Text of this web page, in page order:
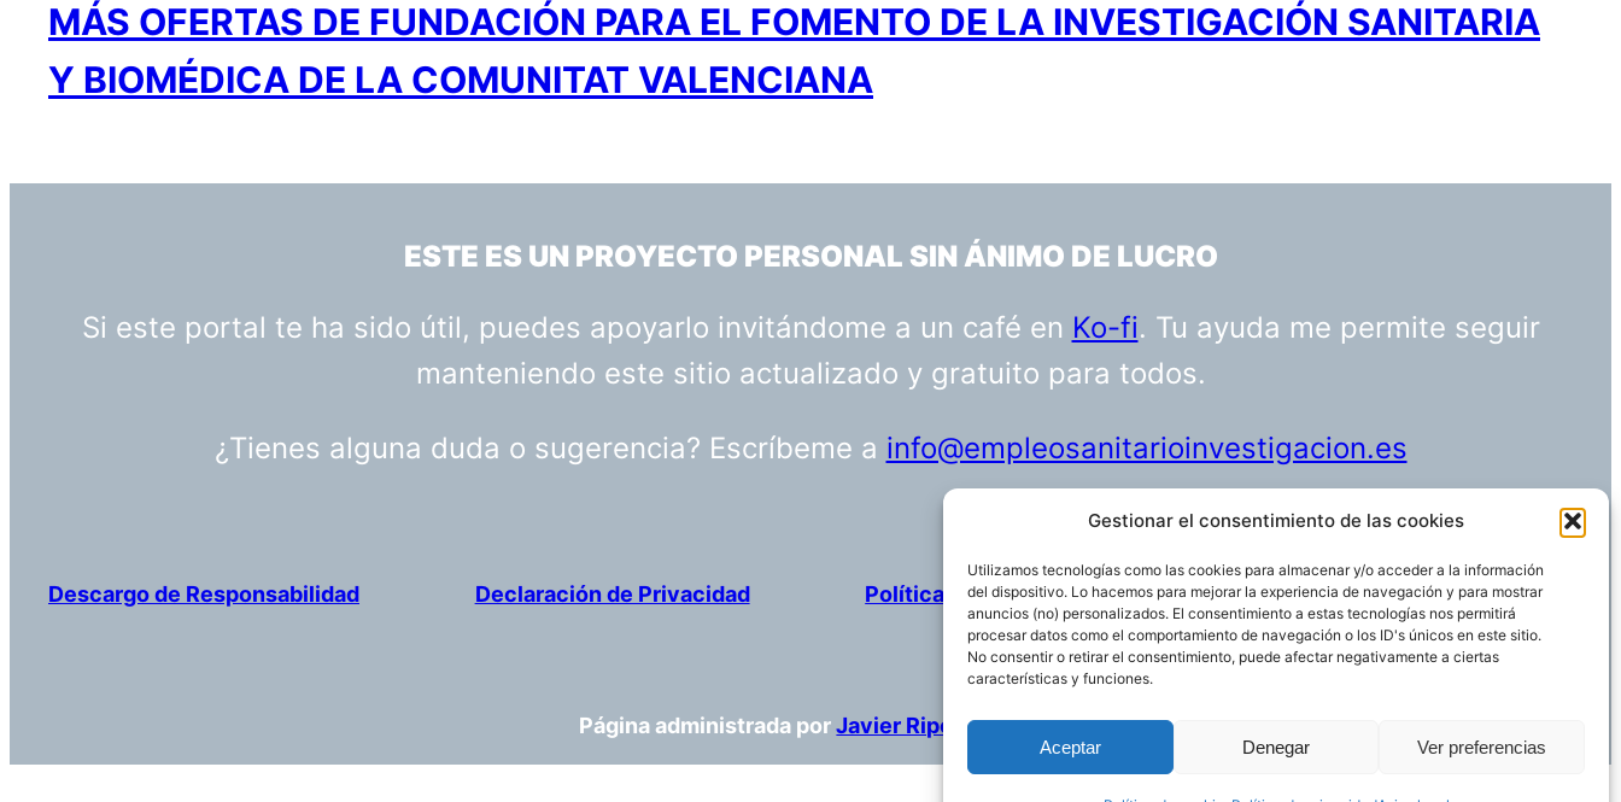
Gestionar el consentimiento de las cookies
Utilizamos tecnologías como las cookies para almacenar y/o acceder a la información
del dispositivo. Lo hacemos para mejorar la experiencia de navegación y para mostrar
anuncios (no) personalizados. El consentimiento a estas tecnologías nos permitirá
procesar datos como el comportamiento de navegación o los ID's únicos en este sitio.
No consentir o retirar el consentimiento, puede afectar negativamente a ciertas
características y funciones.
Aceptar Denegar Ver preferencias
MÁS OFERTAS DE FUNDACIÓN PARA EL FOMENTO DE LA INVESTIGACIÓN SANITARIA
Y BIOMÉDICA DE LA COMUNITAT VALENCIANA
ESTE ES UN PROYECTO PERSONAL SIN ÁNIMO DE LUCRO
Si este portal te ha sido útil, puedes apoyarlo invitándome a un café en Ko-fi. Tu ayuda me permite seguir
manteniendo este sitio actualizado y gratuito para todos.
¿Tienes alguna duda o sugerencia? Escríbeme a info@empleosanitarioinvestigacion.es
Descargo de Responsabilidad Declaración de Privacidad Política de cookies Funciona gracias aWordPress
Página administrada porJavier Ripoll